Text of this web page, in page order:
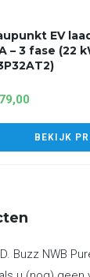
EV
– 3 fase (22
BEKIJK
Buzz NWB